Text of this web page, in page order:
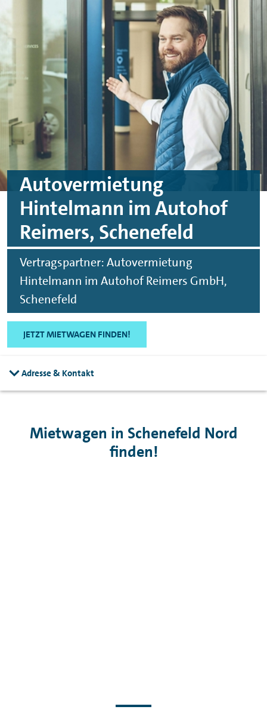
Skip to main content
Skip to footer
Autovermietung
Hintelmann im Autohof
Reimers, Schenefeld
Vertragspartner: Autovermietung
Hintelmann im Autohof Reimers GmbH,
Schenefeld
JETZT MIETWAGEN FINDEN!
Adresse & Kontakt
Mietwagen in Schenefeld Nord
finden!